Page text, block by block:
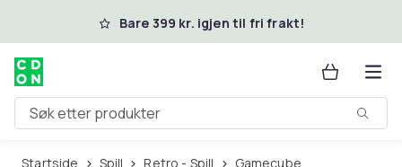
Hopp til hovedinnholdBare 399 kr. igjen til fri frakt!
Søk etter produkter
Startside Spill Retro - Spill Gamecube